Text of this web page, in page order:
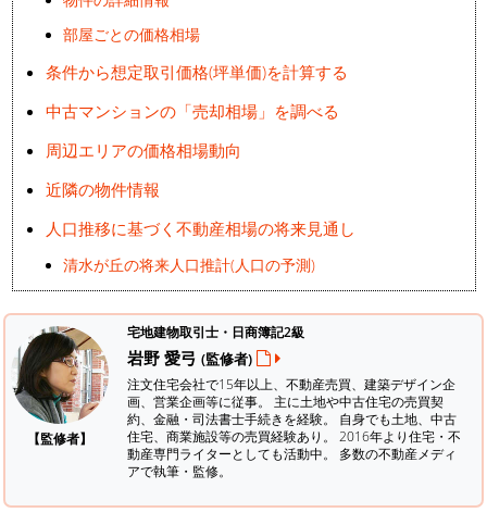
部屋ごとの価格相場
条件から想定取引価格(坪単価)を計算する
中古マンションの「売却相場」を調べる
周辺エリアの価格相場動向
近隣の物件情報
人口推移に基づく不動産相場の将来見通し
清水が丘の将来人口推計(人口の予測)
【監修者】
宅地建物取引士・日商簿記2級
岩野 愛弓 (監修者)
注文住宅会社で15年以上、不動産売買、建築デザイン企
画、営業企画等に従事。 主に土地や中古住宅の売買契
約、金融・司法書士手続きを経験。 自身でも土地、中古
住宅、商業施設等の売買経験あり。 2016年より住宅・不
動産専門ライターとしても活動中。 多数の不動産メディ
アで執筆・監修。